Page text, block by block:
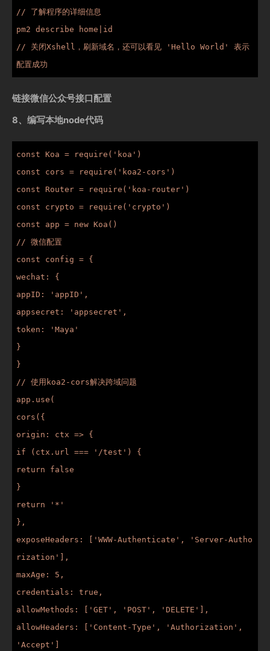
// 了解程序的详细信息
pm2 describe home|id
// 关闭Xshell，刷新域名，还可以看见 'Hello World' 表示
配置成功
链接微信公众号接口配置
8、编写本地node代码
const Koa = require('koa')
const cors = require('koa2-cors')
const Router = require('koa-router')
const crypto = require('crypto')
const app = new Koa()
// 微信配置
const config = {
wechat: {
appID: 'appID',
appsecret: 'appsecret',
token: 'Maya'
}
}
// 使用koa2-cors解决跨域问题
app.use(
cors({
origin: ctx => {
if (ctx.url === '/test') {
return false
}
return '*'
},
exposeHeaders: ['WWW-Authenticate', 'Server-Autho
rization'],
maxAge: 5,
credentials: true,
allowMethods: ['GET', 'POST', 'DELETE'],
allowHeaders: ['Content-Type', 'Authorization',
'Accept']